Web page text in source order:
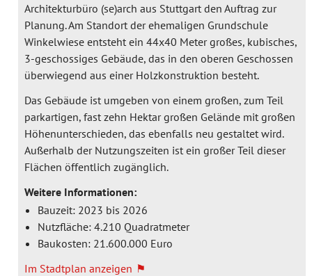
Architekturbüro (se)arch aus Stuttgart den Auftrag zur
Planung. Am Standort der ehemaligen Grundschule
Winkelwiese entsteht ein 44x40 Meter großes, kubisches,
3-geschossiges Gebäude, das in den oberen Geschossen
überwiegend aus einer Holzkonstruktion besteht.
Das Gebäude ist umgeben von einem großen, zum Teil
parkartigen, fast zehn Hektar großen Gelände mit großen
Höhenunterschieden, das ebenfalls neu gestaltet wird.
Außerhalb der Nutzungszeiten ist ein großer Teil dieser
Flächen öffentlich zugänglich.
Weitere Informationen:
Bauzeit: 2023 bis 2026
Nutzfläche: 4.210 Quadratmeter
Baukosten: 21.600.000 Euro
Im Stadtplan anzeigen